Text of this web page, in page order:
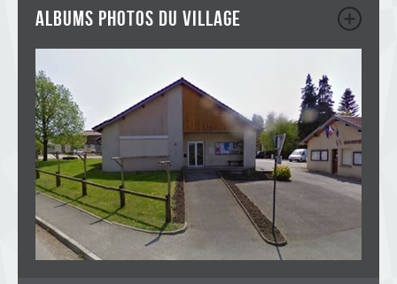
albums photos du village